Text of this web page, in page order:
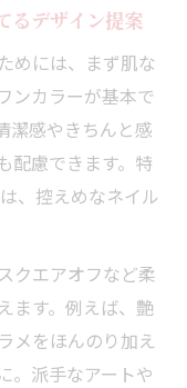
るデザイン提案
めには、まず肌な
ンカラーが基本で
潔感やきちんと感
配慮できます。特
、控えめなネイル
クエアオフなど柔
ます。例えば、艶
メをほんのり加え
。派手なアートや